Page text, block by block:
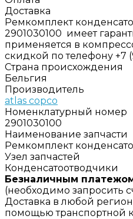
Доставка
Ремкомплект
2901030100 имеет
применяется в
скидкой по телефону +7
Страна происхождения
Бельгия
Производитель
atlas copco
Номенклатурный номер
2901030100
Наименование запчасти
Ремкомплект
Узел запчастей
Конденсатоотводчики
Безналичным
(необходимо запросить
Доставка в любой
помощью транспортной